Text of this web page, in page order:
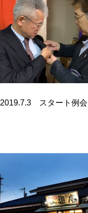
2019.7.3 スタート例会